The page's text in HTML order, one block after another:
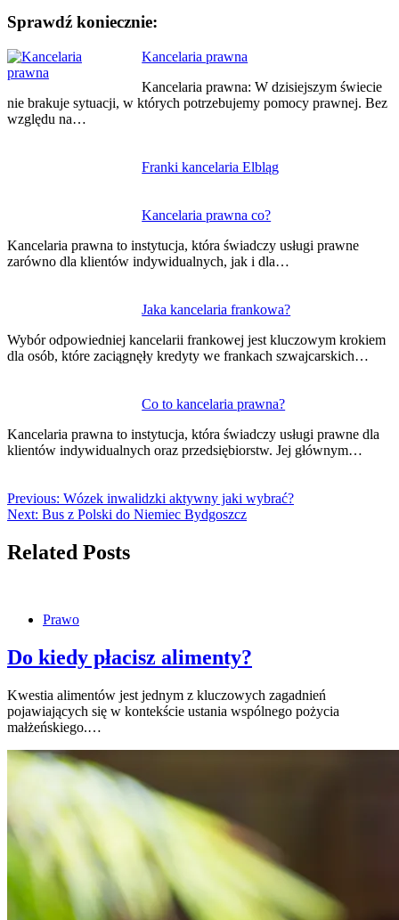
Sprawdź koniecznie:
Kancelaria prawna
Kancelaria prawna: W dzisiejszym świecie
nie brakuje sytuacji, w których potrzebujemy pomocy prawnej. Bez
względu na…
Franki kancelaria Elbląg
Kancelaria prawna co?
Kancelaria prawna to instytucja, która świadczy usługi prawne
zarówno dla klientów indywidualnych, jak i dla…
Jaka kancelaria frankowa?
Wybór odpowiedniej kancelarii frankowej jest kluczowym krokiem
dla osób, które zaciągnęły kredyty we frankach szwajcarskich…
Co to kancelaria prawna?
Kancelaria prawna to instytucja, która świadczy usługi prawne dla
klientów indywidualnych oraz przedsiębiorstw. Jej głównym…
Nawigacja
wpisu
Previous: Wózek inwalidzki aktywny jaki wybrać?
Next: Bus z Polski do Niemiec Bydgoszcz
Related Posts
Prawo
Do kiedy płacisz alimenty?
Kwestia alimentów jest jednym z kluczowych zagadnień
pojawiających się w kontekście ustania wspólnego pożycia
małżeńskiego.…